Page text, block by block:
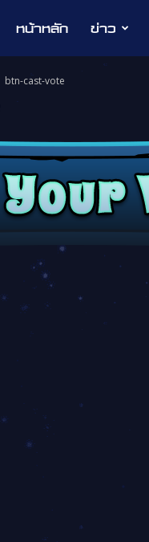
Elsword
หน้าหลัก ข่าว
btn-cast-vote